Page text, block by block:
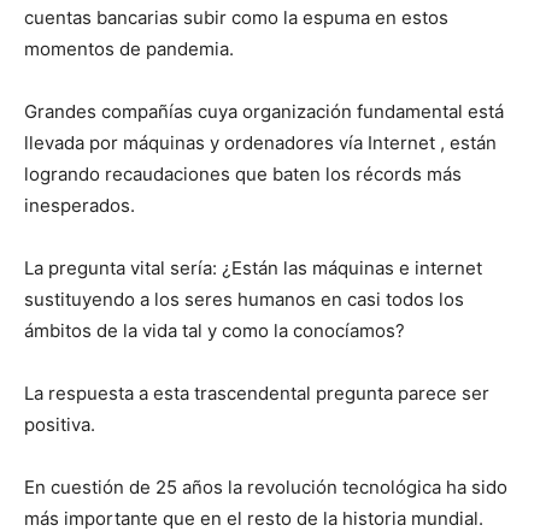
cuentas bancarias subir como la espuma en estos
momentos de pandemia.
Grandes compañías cuya organización fundamental está
llevada por máquinas y ordenadores vía Internet , están
logrando recaudaciones que baten los récords más
inesperados.
La pregunta vital sería: ¿Están las máquinas e internet
sustituyendo a los seres humanos en casi todos los
ámbitos de la vida tal y como la conocíamos?
La respuesta a esta trascendental pregunta parece ser
positiva.
En cuestión de 25 años la revolución tecnológica ha sido
más importante que en el resto de la historia mundial.